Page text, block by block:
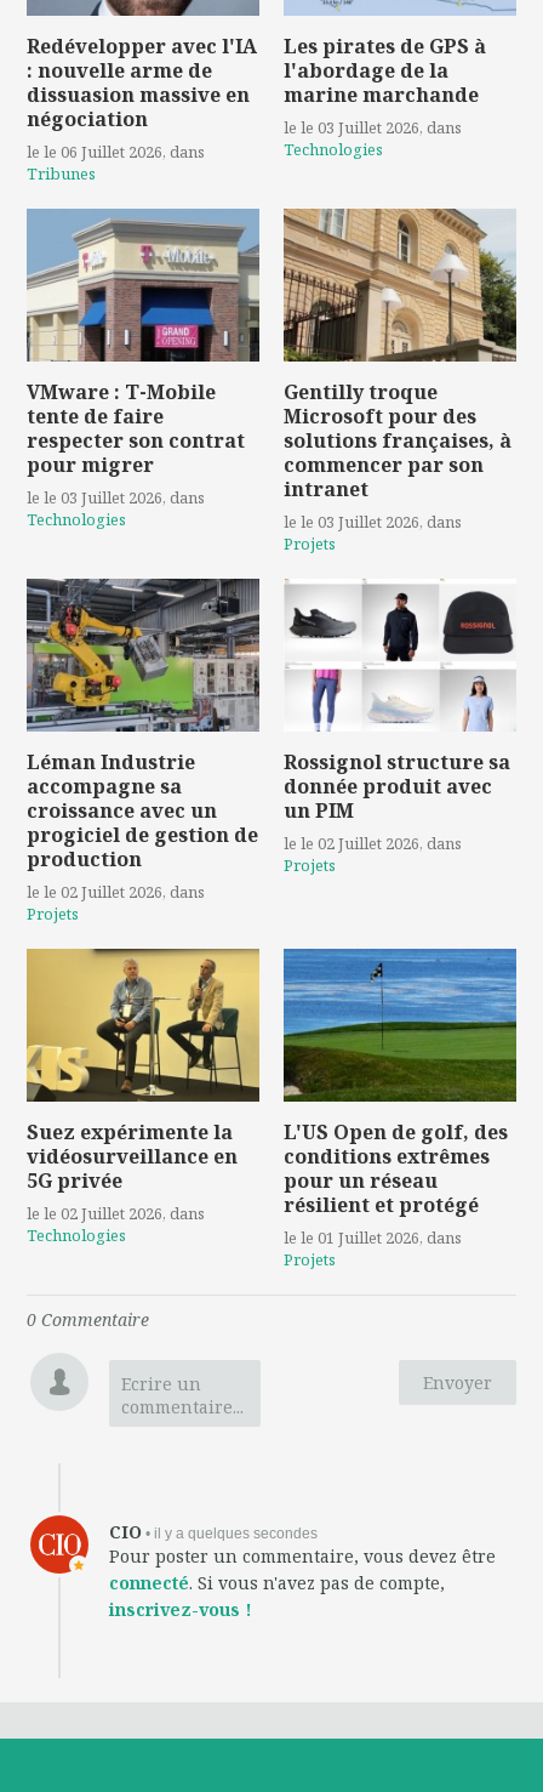
Redévelopper avec l'IA
: nouvelle arme de
dissuasion massive en
négociation
le le 06 Juillet 2026, dans
Tribunes
Les pirates de GPS à
l'abordage de la
marine marchande
le le 03 Juillet 2026, dans
Technologies
VMware : T-Mobile
tente de faire
respecter son contrat
pour migrer
le le 03 Juillet 2026, dans
Technologies
Gentilly troque
Microsoft pour des
solutions françaises, à
commencer par son
intranet
le le 03 Juillet 2026, dans
Projets
Léman Industrie
accompagne sa
croissance avec un
progiciel de gestion de
production
le le 02 Juillet 2026, dans
Projets
Rossignol structure sa
donnée produit avec
un PIM
le le 02 Juillet 2026, dans
Projets
Suez expérimente la
vidéosurveillance en
5G privée
le le 02 Juillet 2026, dans
Technologies
L'US Open de golf, des
conditions extrêmes
pour un réseau
résilient et protégé
le le 01 Juillet 2026, dans
Projets
0 Commentaire
Envoyer
Ecrire un
commentaire...
CIO • il y a quelques secondes
Pour poster un commentaire, vous devez être
connecté. Si vous n'avez pas de compte,
inscrivez-vous !